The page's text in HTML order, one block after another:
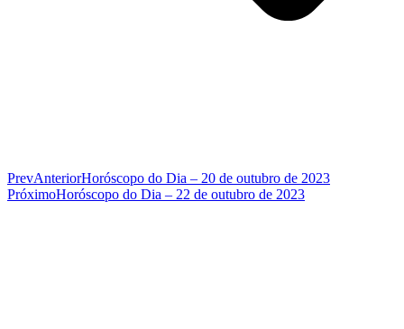
PrevAnteriorHoróscopo do Dia – 20 de outubro de 2023
PróximoHoróscopo do Dia – 22 de outubro de 2023